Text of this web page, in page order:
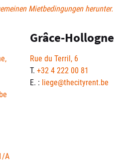
Mietbedingungen herunter.
Grâce-Hollogne
Rue du Terril, 6
T. +32 4 222 00 81
E. : liege@thecityrent.be
A